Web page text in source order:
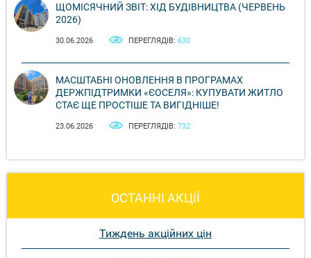
ЩОМІСЯЧНИЙ ЗВІТ: ХІД БУДІВНИЦТВА (ЧЕРВЕНЬ
2026)
30.06.2026 ПЕРЕГЛЯДІВ: 630
МАСШТАБНІ ОНОВЛЕННЯ В ПРОГРАМАХ
ДЕРЖПІДТРИМКИ «ЄОСЕЛЯ»: КУПУВАТИ ЖИТЛО
СТАЄ ЩЕ ПРОСТІШЕ ТА ВИГІДНІШЕ!
23.06.2026 ПЕРЕГЛЯДІВ: 732
ОСТАННІ АКЦІЇ
Тиждень акційних цін